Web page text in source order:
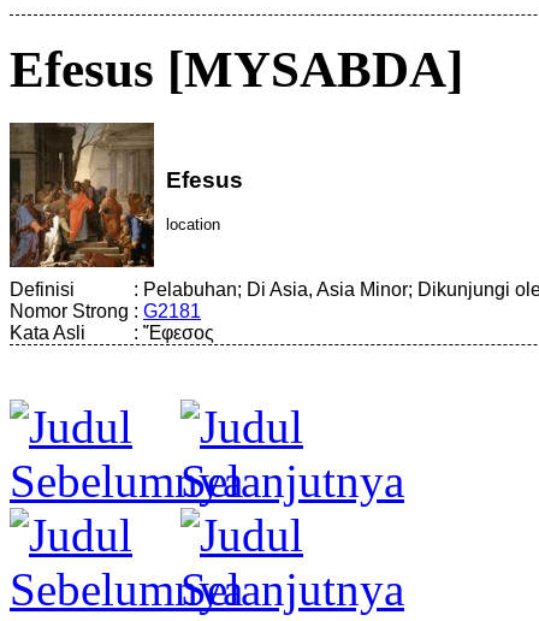
Efesus [MYSABDA]
Efesus
location
Definisi : Pelabuhan; Di Asia, Asia Minor; Dikunjungi
Nomor Strong : G2181
Kata Asli
: Ἔφεσος